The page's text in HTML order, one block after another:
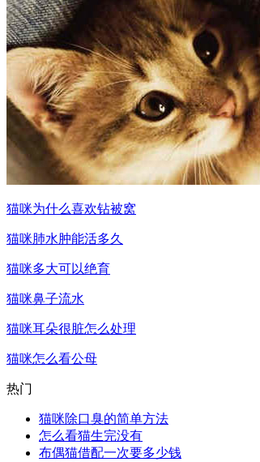
猫咪为什么喜欢钻被窝
猫咪肺水肿能活多久
猫咪多大可以绝育
猫咪鼻子流水
猫咪耳朵很脏怎么处理
猫咪怎么看公母
热门
猫咪除口臭的简单方法
怎么看猫生完没有
布偶猫借配一次要多少钱